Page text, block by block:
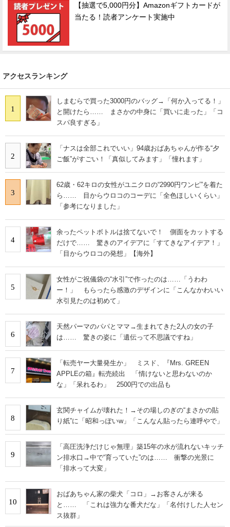
【抽選で5,000円分】Amazonギフトカードが
当たる！読者アンケート実施中
アクセスランキング
1
しまむらで買った3000円のバッグ→「何か入ってる！」
と開けたら…… まさかの中身に「買いに走った」「コ
スパ良すぎる」
2
「ナスは全部これでいい」94歳おばあちゃんが作る“夕
ご飯”がすごい！「真似してみます」「憧れます」
3
62歳・62キロの女性がユニクロの“2990円ワンピ”を着た
ら…… 目からウロコのコーデに「全色ほしいくらい」
「参考になりました」
4
余ったペットボトルは捨てないで！ 側面をカットする
だけで…… 驚きのアイデアに「すてきなアイデア！」
「目からウロコの発想」【海外】
5
女性がご祝儀袋の“水引”で作ったのは……「うわわ
ー！」 もらったら感激のデザインに「こんなかわいい
水引見たのは初めて」
6
天然パーマのパパとママ→生まれてきた2人の女の子
は…… 驚きの姿に「遺伝って不思議ですね」
7
「転売ヤー大量発生か」 ミスド、『Mrs. GREEN
APPLEの箱』転売続出 「情けないと思わないのか
な」「呆れるわ」 2500円での出品も
8
玄関チャイムが壊れた！→その場しのぎの“まさかの貼
り紙”に「昭和っぽいw」「こんなん貼ったら連呼やで」
9
「高圧洗浄だけじゃ無理」築15年の水が流れないキッチ
ン排水口→中で“育っていた”のは…… 衝撃の光景に
「排水って大変」
10
おばあちゃん家の柴犬「コロ」→お客さんが来る
と…… 「これは強力な番犬だな」「名付けした人セン
ス抜群」